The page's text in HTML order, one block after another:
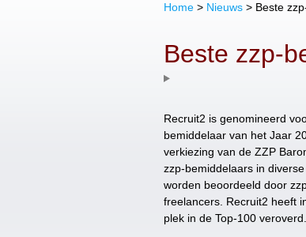
Home > Nieuws > Beste
Beste zzp-
Recruit2 is genomineerd
bemiddelaar van het Jaar
verkiezing van de ZZP
zzp-bemiddelaars in
worden beoordeeld door
freelancers. Recruit2 heeft
plek in de Top-100 veroverd.